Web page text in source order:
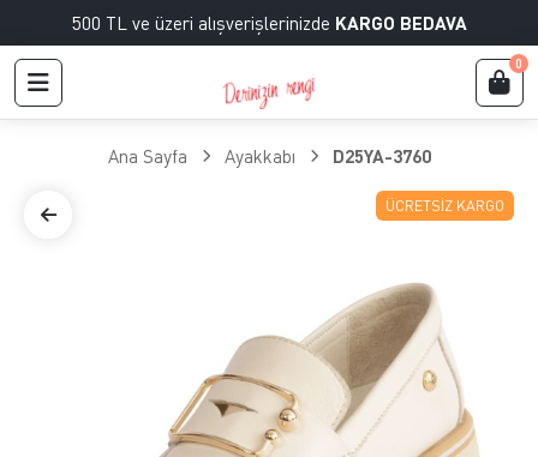
500 TL ve üzeri alışverişlerinizde KARGO BEDAVA
0
Ana Sayfa Ayakkabı D25YA-3760
ÜCRETSIZ KARGO